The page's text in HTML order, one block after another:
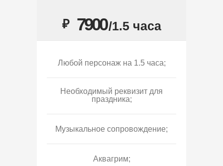
₽ 7900/1.5 часа
Любой персонаж на 1.5 часа;
Необходимый реквизит для
праздника;
Музыкальное сопровождение;
Аквагрим;